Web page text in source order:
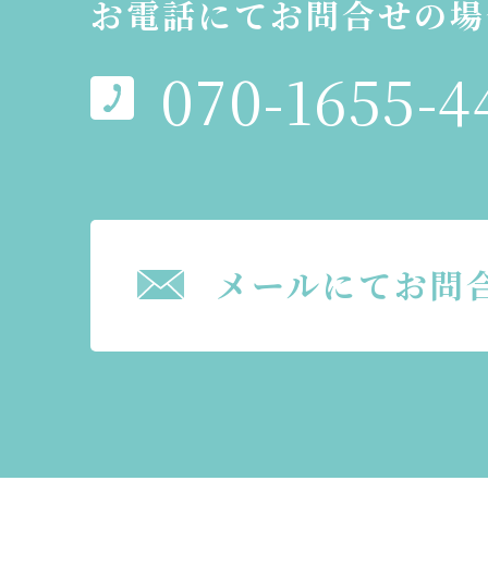
お電話にてお問合せの
070-1655-
メールにてお問